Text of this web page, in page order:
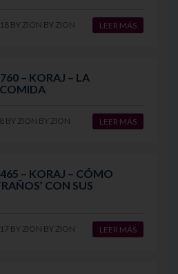
BY ZION BY ZION LEER MÁS
– KORAJ – LA
BY ZION BY ZION LEER MÁS
– KORAJ – CÓMO
CON SUS
BY ZION BY ZION LEER MÁS